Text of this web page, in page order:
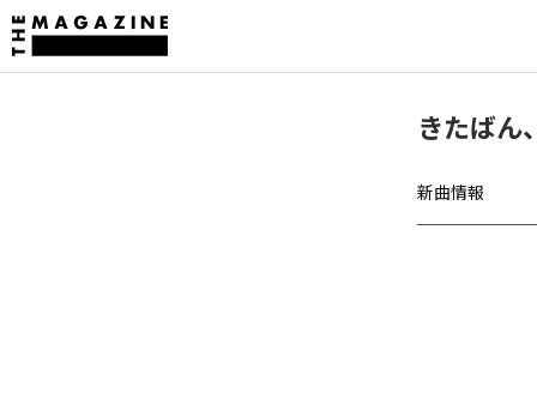
きたばん
新曲情報